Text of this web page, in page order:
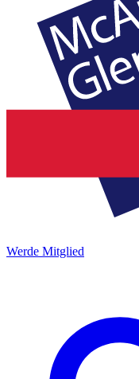
Werde Mitglied